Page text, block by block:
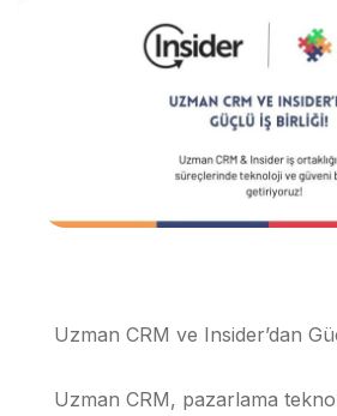
Uzman CRM ve Insider’dan
Uzman CRM, pazarlama